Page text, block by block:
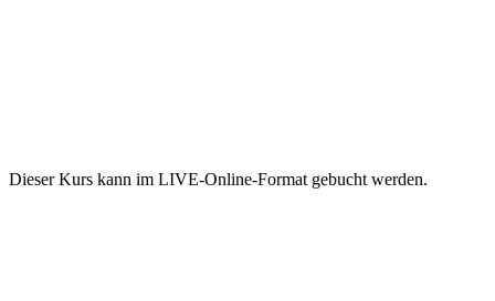
Dieser Kurs kann im LIVE-Online-Format gebucht werden.